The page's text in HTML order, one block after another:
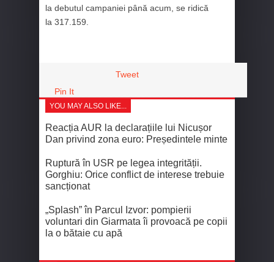
la debutul campaniei până acum, se ridică
la 317.159.
Tweet
Pin It
YOU MAY ALSO LIKE...
Reacția AUR la declarațiile lui Nicușor
Dan privind zona euro: Președintele minte
Ruptură în USR pe legea integrității.
Gorghiu: Orice conflict de interese trebuie
sancționat
„Splash” în Parcul Izvor: pompierii
voluntari din Giarmata îi provoacă pe copii
la o bătaie cu apă